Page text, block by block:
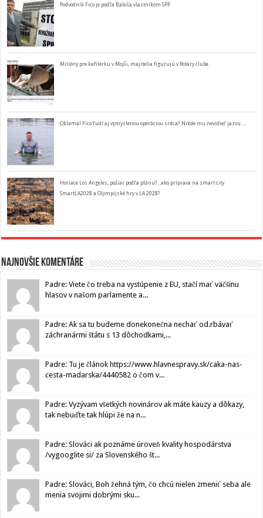
Podvodník Fico je podľa Babiša vlastníkom SPP
Milióny pre kafilérku v Mojši, majitelia figurujú v Rotary clube
Oklamal Fico ľudí aj vymyslenou operáciou srdca? Nikde mu nevidieť jazvu…
Horiace Los Angeles, požiar podľa plánu? ..ako príprava na smart city
SmartLA2028 a Olympijské hry v LA 2028?
Najnovšie komentáre
Padre: Viete čo treba na vystúpenie z EU, stačí mať väčšinu
hlasov v našom parlamente a...
Padre: Ak sa tu budeme donekonečna nechať od.rbávať
záchranármi štátu s 13 dôchodkami,...
Padre: Tu je článok https://www.hlavnespravy.sk/caka-nas-
cesta-madarska/4440582 o čom v...
Padre: Vyzývam všetkých novinárov ak máte kauzy a dôkazy,
tak nebuďte tak hlúpi že na n...
Padre: Slováci ak poznáme úroveň kvality hospodárstva
/vygooglite si/ za Slovenského št...
Padre: Slováci, Boh žehná tým, čo chcú nielen zmeniť seba ale
menia svojimi dobrými sku...